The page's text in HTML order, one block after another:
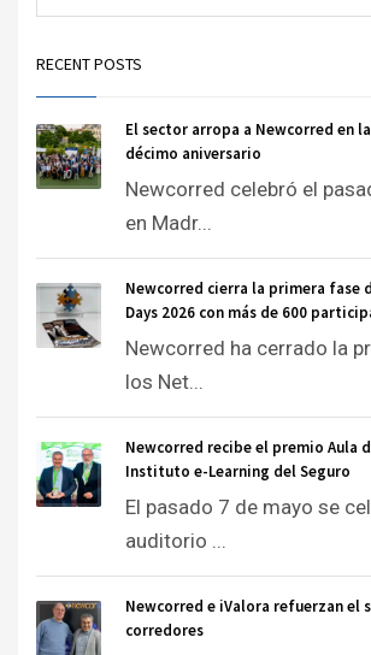
RECENT POSTS
El sector arropa a Newcorred en
décimo aniversario
Newcorred celebró el
en Madr...
Newcorred cierra la primera fase
Days 2026 con más de 600
Newcorred ha cerrado la
los Net...
Newcorred recibe el premio Aula
Instituto e-Learning del Seguro
El pasado 7 de mayo se
auditorio ...
Newcorred e iValora refuerzan el
corredores